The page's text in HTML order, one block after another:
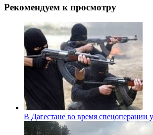
Рекомендуем к просмотру
В Дагестане во время спецоперации